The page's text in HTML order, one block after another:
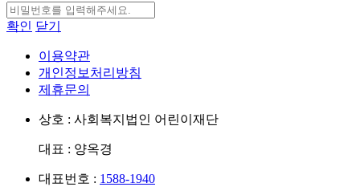
확인 닫기
이용약관
개인정보처리방침
제휴문의
상호 : 사회복지법인 어린이재단
대표 : 양옥경
대표번호 : 1588-1940